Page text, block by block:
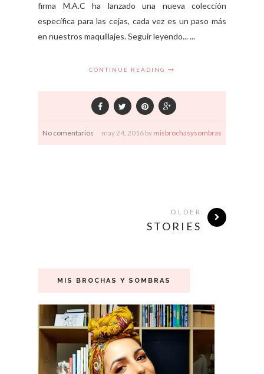
firma M.A.C ha lanzado una nueva colección
específica para las cejas, cada vez es un paso más
en nuestros maquillajes. Seguir leyendo... ...
CONTINUE READING
No comentarios may24, 2016 by misbrochasysombras
OLDER
STORIES
MIS BROCHAS Y SOMBRAS